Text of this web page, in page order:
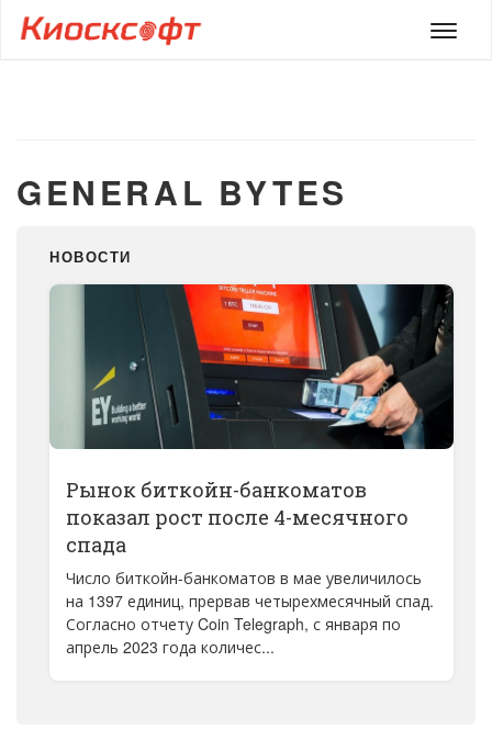
Меню
GENERAL BYTES
НОВОСТИ
Рынок биткойн-банкоматов
показал рост после 4-месячного
спада
Число биткойн-банкоматов в мае увеличилось
на 1397 единиц, прервав четырехмесячный спад.
Согласно отчету Coin Telegraph, с января по
апрель 2023 года количес...